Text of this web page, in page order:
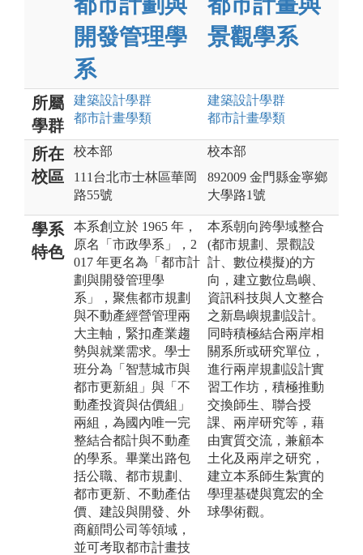
開發管理學
系
景觀學系
所屬
學群
建築設計學群
都市計畫學類
建築設計學群
都市計畫學類
所在
校區
校本部
111台北市士林區華岡
路55號
校本部
892009 金門縣金寧鄉
大學路1號
學系
特色
本系創立於 1965 年，
原名「市政學系」，2
017 年更名為「都市計
劃與開發管理學
系」，聚焦都市規劃
與不動產經營管理兩
大主軸，緊扣產業趨
勢與就業需求。學士
班分為「智慧城市與
都市更新組」與「不
動產投資與估價組」
兩組，為國內唯一完
整結合都計與不動產
的學系。畢業出路包
括公職、都市規劃、
都市更新、不動產估
價、建設與開發、外
商顧問公司等領域，
並可考取都市計畫技
本系朝向跨學域整合
(都市規劃、景觀設
計、數位模擬)的方
向，建立數位島嶼、
資訊科技與人文整合
之新島嶼規劃設計。
同時積極結合兩岸相
關系所或研究單位，
進行兩岸規劃設計實
習工作坊，積極推動
交換師生、聯合授
課、兩岸研究等，藉
由實質交流，兼顧本
土化及兩岸之研究，
建立本系師生紮實的
學理基礎與寬宏的全
球學術觀。